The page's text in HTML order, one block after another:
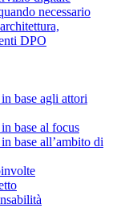
necessario
DPO
base agli attori
base al focus
base all’ambito di